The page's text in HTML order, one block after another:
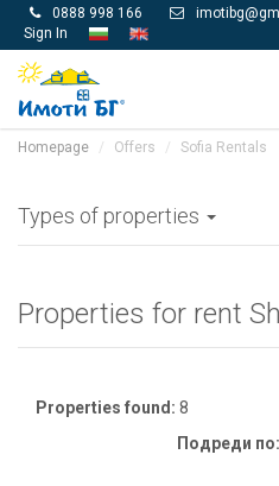
 0888 998 166 
Sign In
Homepage Offers Sofia Rentals
Types of properties
Properties for rent
Properties found: 8
Подреди по: